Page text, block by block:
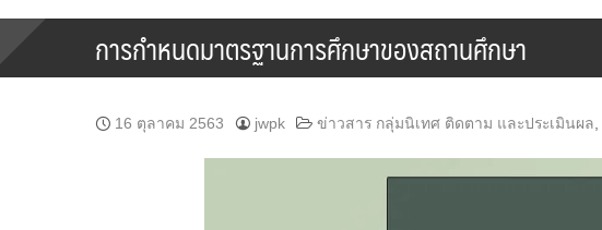
การกำหนดมาตรฐานการศึกษาของสถานศึกษา
16 ตุลาคม 2563 jwpk ข่าวสาร กลุ่มนิเทศ ติดตาม และประเมินผล